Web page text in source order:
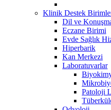
Klinik Destek
Dil ve
Eczane Birimi
Evde Sağlık
Hiperbarik
Kan Merkezi
Laboratuvarlar
Patoloji